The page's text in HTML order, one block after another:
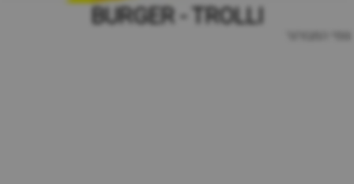
BURGER - TROLLI
גומי המבורגר